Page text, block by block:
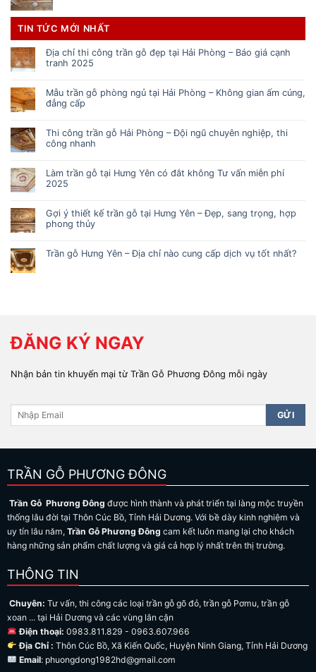
TIN TỨC MỚI NHẤT
Địa chỉ thi công trần gỗ đẹp tại Hải Phòng – Báo giá cạnh
tranh 2025
Mẫu trần gỗ phòng ngủ tại Hải Phòng – Không gian ấm cúng,
đẳng cấp
Thi công trần gỗ Hải Phòng – Đội ngũ chuyên nghiệp, thi
công nhanh
Làm trần gỗ tại Hưng Yên có đắt không Tư vấn miễn phí
2025
Gợi ý thiết kế trần gỗ tại Hưng Yên – Đẹp, sang trọng, hợp
phong thủy
Trần gỗ Hưng Yên – Địa chỉ nào cung cấp dịch vụ tốt nhất?
ĐĂNG KÝ NGAY
Nhận bản tin khuyến mại từ Trần Gỗ Phương Đông mỗi ngày
TRẦN GỖ PHƯƠNG ĐÔNG
Trần Gỗ Phương Đông được hình thành và phát triển tại làng mộc truyền
thống lâu đời tại Thôn Cúc Bồ, Tỉnh Hải Dương. Với bề dày kinh nghiệm và
uy tín lâu năm, Trần Gỗ Phương Đông cam kết luôn mang lại cho khách
hàng những sản phẩm chất lượng và giá cả hợp lý nhất trên thị trường.
THÔNG TIN
Chuyên: Tư vấn, thi công các loại trần gỗ gõ đỏ, trần gỗ Pơmu, trần gỗ
xoan ... tại Hải Dương và các vùng lân cận
Điện thoại: 0983.811.829 - 0963.607.966
Địa Chỉ : Thôn Cúc Bồ, Xã Kiến Quốc, Huyện Ninh Giang, Tỉnh Hải Dương
Email: phuongdong1982hd@gmail.com